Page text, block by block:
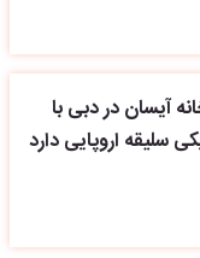
آیسان در دبی با
سلیقه اروپایی دارد